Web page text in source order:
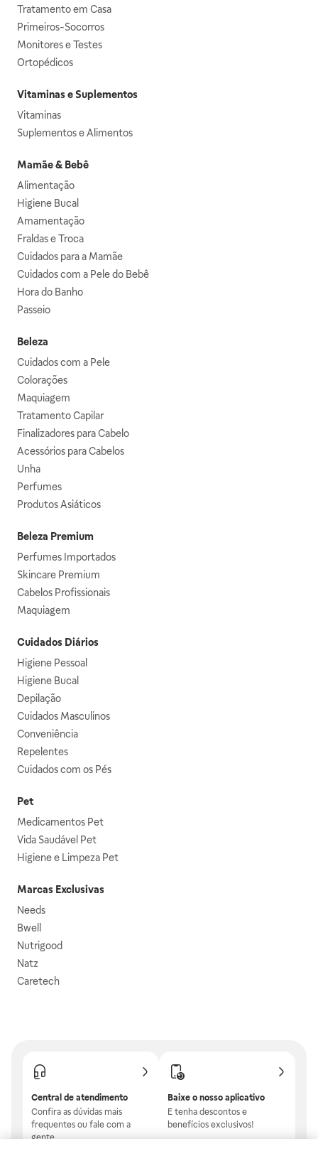
Tratamento em Casa
Primeiros-Socorros
Monitores e Testes
Ortopédicos
Vitaminas e Suplementos
Vitaminas
Suplementos e Alimentos
Mamãe & Bebê
Alimentação
Higiene Bucal
Amamentação
Fraldas e Troca
Cuidados para a Mamãe
Cuidados com a Pele do Bebê
Hora do Banho
Passeio
Beleza
Cuidados com a Pele
Colorações
Maquiagem
Tratamento Capilar
Finalizadores para Cabelo
Acessórios para Cabelos
Unha
Perfumes
Produtos Asiáticos
Beleza Premium
Perfumes Importados
Skincare Premium
Cabelos Profissionais
Maquiagem
Cuidados Diários
Higiene Pessoal
Higiene Bucal
Depilação
Cuidados Masculinos
Conveniência
Repelentes
Cuidados com os Pés
Pet
Medicamentos Pet
Vida Saudável Pet
Higiene e Limpeza Pet
Marcas Exclusivas
Needs
Bwell
Nutrigood
Natz
Caretech
Central de atendimento
Confira as dúvidas mais
frequentes ou fale com a
gente.
Baixe o nosso aplicativo
E tenha descontos e
benefícios exclusivos!